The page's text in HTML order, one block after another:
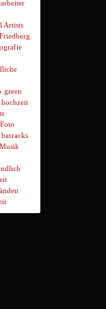
Artists
green
hochzeit